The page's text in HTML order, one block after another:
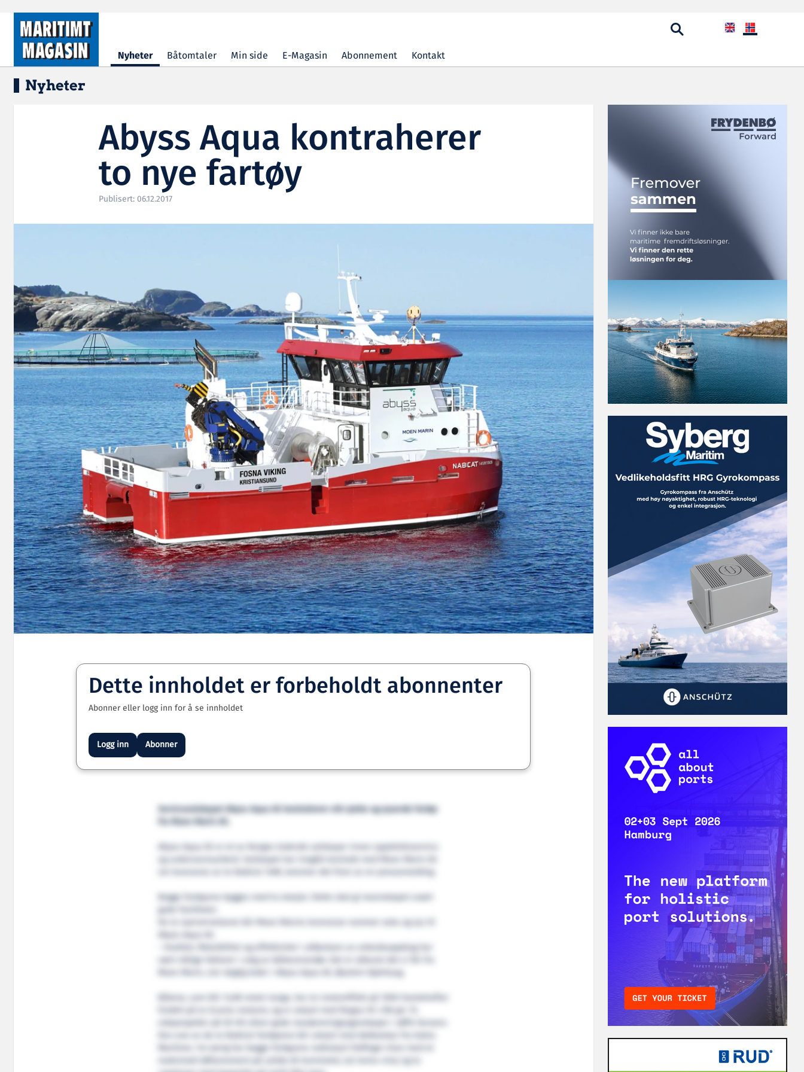
Hopp til hovedinnhold
Nyheter Båtomtaler Min side E-Magasin Abonnement Kontakt
Nyheter
Abyss Aqua kontraherer
to nye fartøy
Publisert: 06.12.2017
Dette innholdet er forbeholdt abonnenter
Abonner eller logg inn for å se innholdet
Logg inn Abonner
Serviceselskapet Abyss Aqua AS kontraherer sitt sjette og sjuende fartøy
fra Moen Marin AS.
Abyss Aqua AS er et av Norges ledende selskaper innen oppdrettsservice
og undervannsarbeid. Selskapet har inngått kontrakt med Moen Marin AS
Begge fartøyene bygges med to etasjer. Dette skal gi mannskapet svært
gode fasiliteter.
De to nyervervelsene blir Moen Marins leveranse nummer seks og sju til
Abyss Aqua AS.
– Kvalitet, fleksibilitet og effektivitet i utførelsen av arbeidsoppdrag har
vært viktige faktorer i valg av båtleverandør. Det er akkurat det vi får fra
Moen Marin, sier daglig leder i Abyss Aqua AS, Øystein Kjønhaug.
Båtene, som blir 14,98 meter lange, har en motoreffekt på 1000 hestekrefter
fordelt på to Scania-motorer, og er utstyrt med Nogva HC-258 gir. To
sidepropeller på 50 HK sikrer gode manøvreringsegenskaper i røffe farvann.
Maritime. For øvrig har begge fartøyene radiostyrt Palfinger-kran med et
maksimalt løftemoment på solide 65 tonnmeter, 6,5 tonns vinsj og to